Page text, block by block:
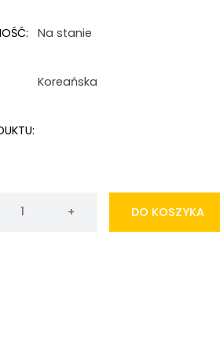
Na stanie
Koreańska
DO KOSZYKA